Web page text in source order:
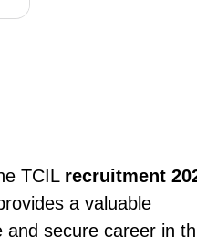
TCIL recruitment
a valuable
and secure career in